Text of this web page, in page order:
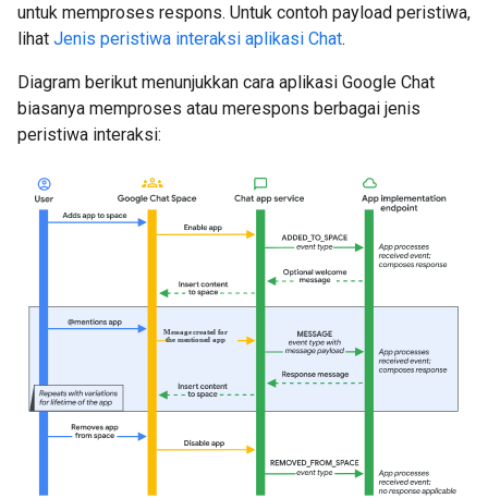
untuk memproses respons. Untuk contoh payload peristiwa,
lihat Jenis peristiwa interaksi aplikasi Chat.
Diagram berikut menunjukkan cara aplikasi Google Chat
biasanya memproses atau merespons berbagai jenis
peristiwa interaksi: